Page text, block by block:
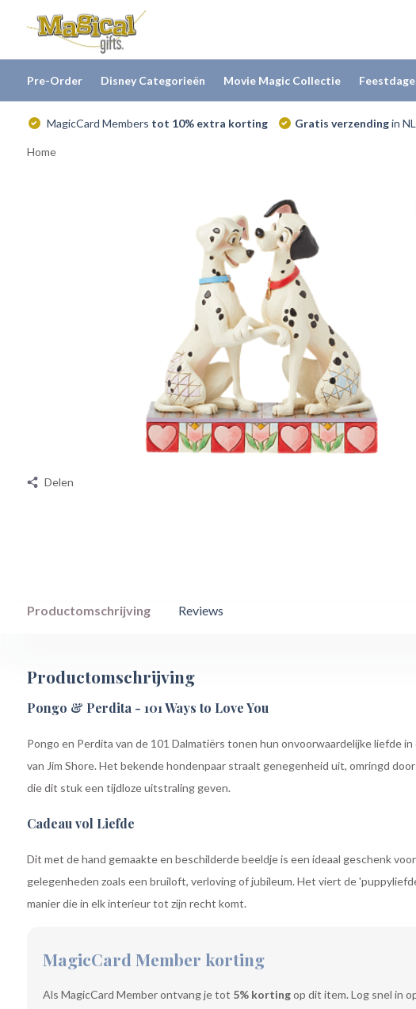
Pre-Order Disney Categorieën Movie Magic Collectie
MagicCard Members tot 10% extra korting Gratis verzendingin
Home
Delen
Productomschrijving Reviews
Productomschrijving
Pongo & Perdita - 101 Ways to Love You
Pongo en Perdita van de 101 Dalmatiërs tonen hun onvoorwaardelijke liefde
van Jim Shore. Het bekende hondenpaar straalt genegenheid uit, omringd
die dit stuk een tijdloze uitstraling geven.
Cadeau vol Liefde
Dit met de hand gemaakte en beschilderde beeldje is een ideaal geschenk
gelegenheden zoals een bruiloft, verloving of jubileum. Het viert de
manier die in elk interieur tot zijn recht komt.
MagicCard Member korting
Als MagicCard Member ontvang je tot 5% kortingop dit item. Log snel in